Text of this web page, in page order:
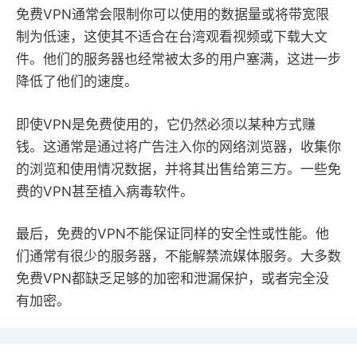
免费VPN通常会限制你可以使用的数据量或将带宽限
制为低速，这使其不适合在台湾观看视频或下载大文
件。他们的服务器也经常被太多的用户塞满，这进一步
降低了他们的速度。
即使VPN是免费使用的，它仍然必须以某种方式赚
钱。这通常是通过将广告注入你的网络浏览器，收集你
的浏览和使用情况数据，并将其出售给第三方。一些免
费的VPN甚至植入病毒软件。
最后，免费的VPN不能保证同样的安全性或性能。他
们通常有很少的服务器，不能解禁流媒体服务。大多数
免费VPN都缺乏足够的加密和泄漏保护，或者完全没
有加密。